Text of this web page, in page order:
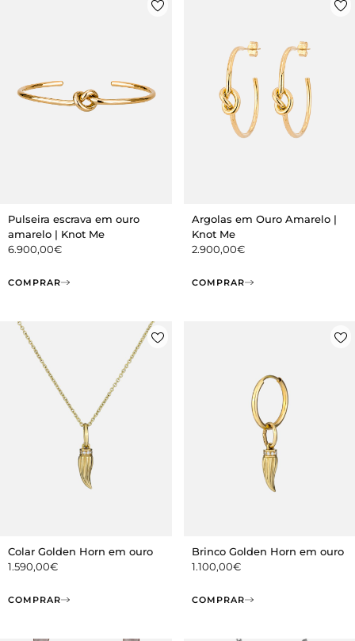
Pulseira escrava em ouro
amarelo | Knot Me
6.900,00€
COMPRAR
Argolas em Ouro Amarelo |
Knot Me
2.900,00€
COMPRAR
Colar Golden Horn em ouro
1.590,00€
COMPRAR
Brinco Golden Horn em ouro
1.100,00€
COMPRAR